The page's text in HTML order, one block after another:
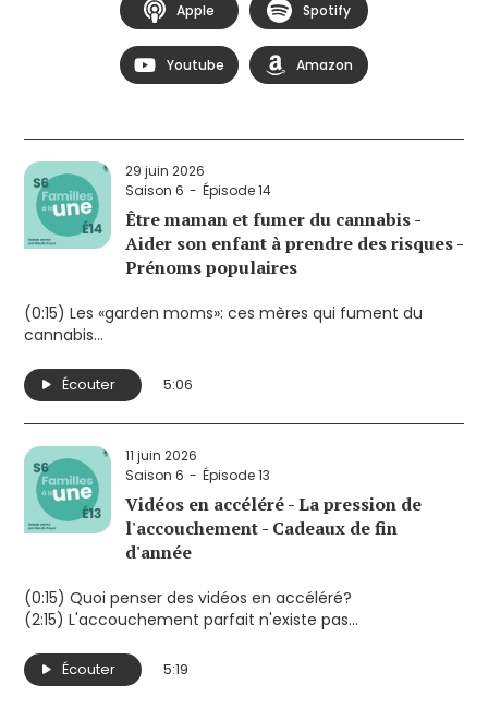
Apple Spotify
Youtube Amazon
29 juin 2026
Saison 6
Épisode 14
Être maman et fumer du cannabis -
Aider son enfant à prendre des risques -
Prénoms populaires
(0:15) Les «garden moms»: ces mères qui fument du
cannabis
(3:55) Prénoms les plus populaires en 2025
Écouter 5:06
11 juin 2026
Saison 6
Épisode 13
Vidéos en accéléré - La pression de
l'accouchement - Cadeaux de fin
d'année
(0:15) Quoi penser des vidéos en accéléré?
(2:15) L'accouchement parfait n'existe pas
enseignants?
Écouter 5:19